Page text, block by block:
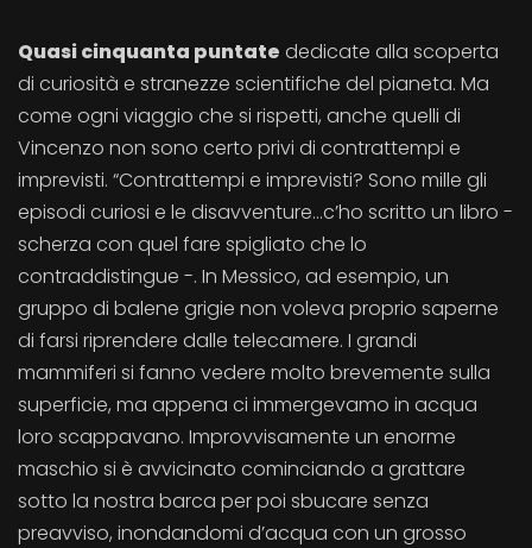
Quasi cinquanta puntate dedicate alla scoperta
di curiosità e stranezze scientifiche del pianeta. Ma
come ogni viaggio che si rispetti, anche quelli di
Vincenzo non sono certo privi di contrattempi e
imprevisti. “Contrattempi e imprevisti? Sono mille gli
episodi curiosi e le disavventure…c’ho scritto un libro -
scherza con quel fare spigliato che lo
contraddistingue -. In Messico, ad esempio, un
gruppo di balene grigie non voleva proprio saperne
di farsi riprendere dalle telecamere. I grandi
mammiferi si fanno vedere molto brevemente sulla
superficie, ma appena ci immergevamo in acqua
loro scappavano. Improvvisamente un enorme
maschio si è avvicinato cominciando a grattare
sotto la nostra barca per poi sbucare senza
preavviso, inondandomi d’acqua con un grosso